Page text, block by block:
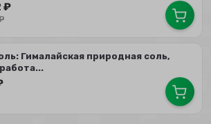
₽
Гималайская природная соль,